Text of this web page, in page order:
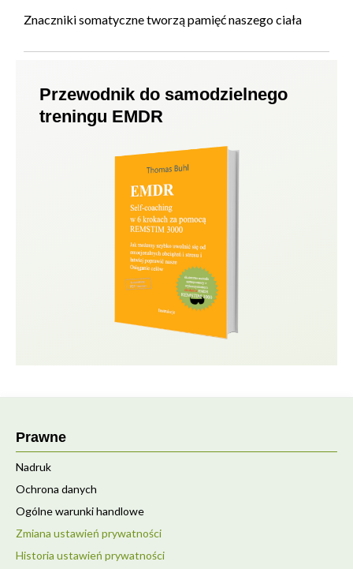
Znaczniki somatyczne tworzą pamięć naszego ciała
Przewodnik do samodzielnego
treningu EMDR
Prawne
Nadruk
Ochrona danych
Ogólne warunki handlowe
Zmiana ustawień prywatności
Historia ustawień prywatności